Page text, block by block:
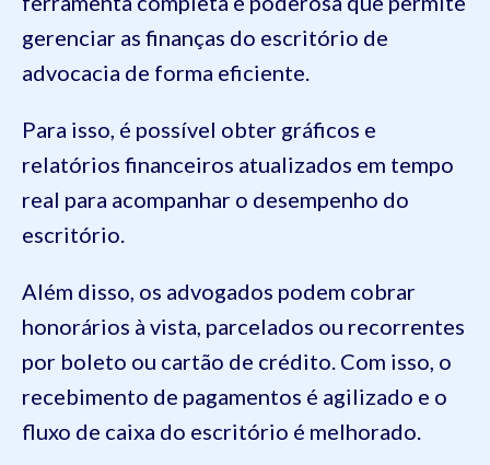
gerenciar as finanças do escritório de
advocacia de forma eficiente.
Para isso, é possível obter gráficos e
relatórios financeiros atualizados em tempo
real para acompanhar o desempenho do
escritório.
Além disso, os advogados podem cobrar
honorários à vista, parcelados ou recorrentes
por boleto ou cartão de crédito. Com isso, o
recebimento de pagamentos é agilizado e o
fluxo de caixa do escritório é melhorado.